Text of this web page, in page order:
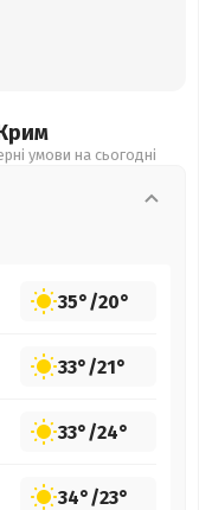
умови на сьогодні
35°/20°
33°/21°
33°/24°
34°/23°